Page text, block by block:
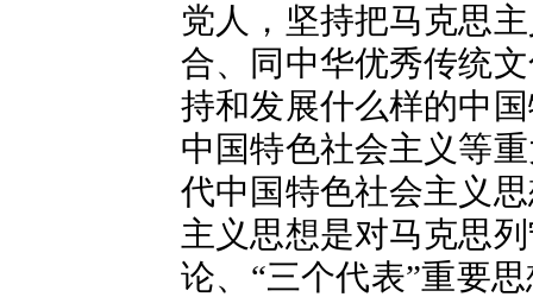
党人，坚持把马克思
合、同中华优秀传统
持和发展什么样的中
中国特色社会主义等
代中国特色社会主义
主义思想是对马克思
论、“三个代表”重要